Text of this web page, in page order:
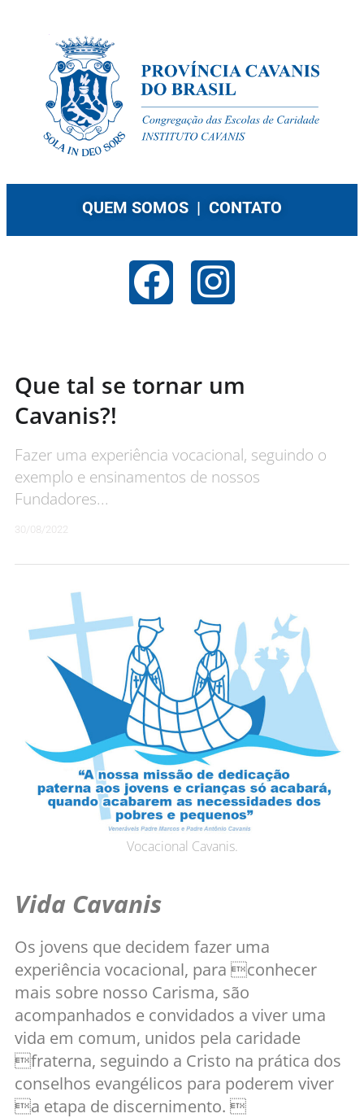
QUEM SOMOS | CONTATO
Que tal se tornar um
Cavanis?!
Fazer uma experiência vocacional, seguindo o
exemplo e ensinamentos de nossos
Fundadores...
30/08/2022
Vocacional Cavanis.
Vida Cavanis
Os jovens que decidem fazer uma
experiência vocacional, para conhecer
mais sobre nosso Carisma, são
acompanhados e convidados a viver uma
vida em comum, unidos pela caridade
fraterna, seguindo a Cristo na prática dos
conselhos evangélicos para poderem viver
a etapa de discernimento. 